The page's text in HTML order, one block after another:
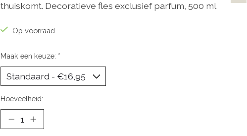
thuiskomt. Decoratieve fles exclusief parfum, 500 ml
Op voorraad
Maak een keuze: *
Hoeveelheid: